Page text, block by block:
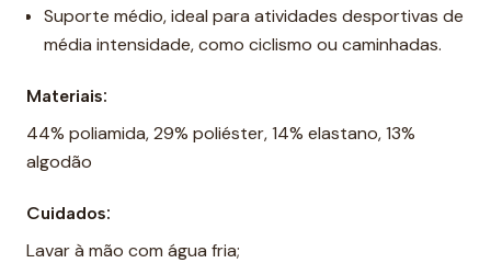
Suporte médio, ideal para atividades desportivas de
média intensidade, como ciclismo ou caminhadas.
Materiais:
44% poliamida, 29% poliéster, 14% elastano, 13%
algodão
Cuidados:
Lavar à mão com água fria;